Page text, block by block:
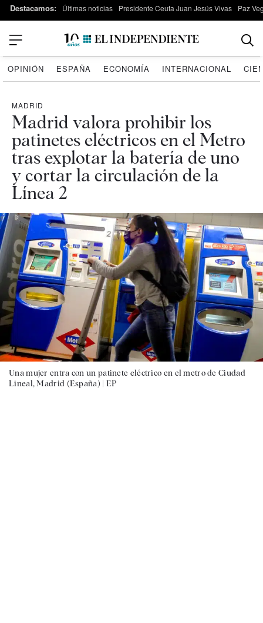
Destacamos: Últimas noticias Presidente Ceuta Juan Jesús Vivas Paz
OPINIÓN ESPAÑA ECONOMÍA INTERNACIONAL
MADRID
Madrid valora prohibir los
patinetes eléctricos en el Metro
tras explotar la batería de uno
y cortar la circulación de la
Línea 2
Una mujer entra con un patinete eléctrico en el metro de Ciudad
Lineal, Madrid (España) | EP